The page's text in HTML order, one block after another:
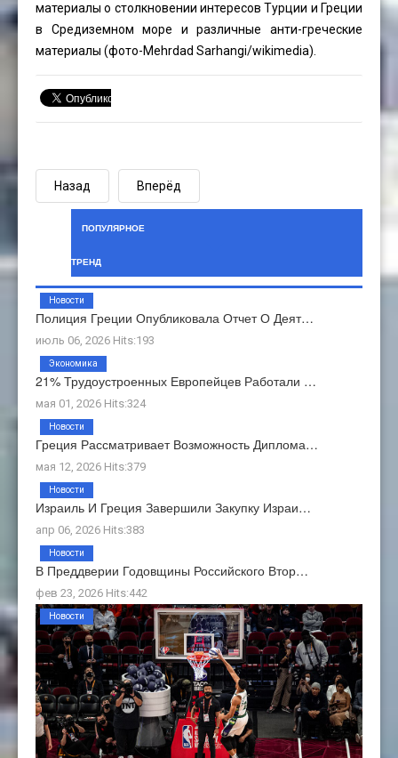
материалы о столкновении интересов Турции и Греции
в Средиземном море и различные анти-греческие
материалы (фото-Mehrdad Sarhangi/wikimedia).
Назад Вперёд
ПОПУЛЯРНОЕ
ТРЕНД
Полиция Греции Опубликовала Отчет О Деят…
июль 06, 2026 Hits:193
Новости
21% Трудоустроенных Европейцев Работали …
мая 01, 2026 Hits:324
Экономика
Греция Рассматривает Возможность Диплома…
мая 12, 2026 Hits:379
Новости
Израиль И Греция Завершили Закупку Израи…
апр 06, 2026 Hits:383
Новости
В Преддверии Годовщины Российского Втор…
фев 23, 2026 Hits:442
Новости
Новости